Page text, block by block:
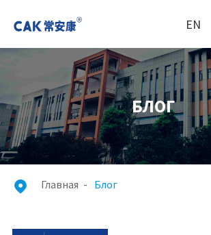
EN
БЛОГ
 Главная Блог